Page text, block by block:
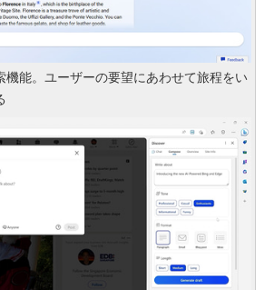
機能。ユーザーの要望にあわせて旅程をい